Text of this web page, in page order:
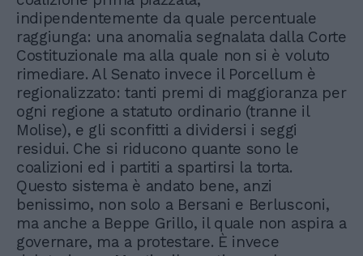
indipendentemente da quale percentuale
raggiunga: una anomalia segnalata dalla Corte
Costituzionale ma alla quale non si è voluto
rimediare. Al Senato invece il Porcellum è
regionalizzato: tanti premi di maggioranza per
ogni regione a statuto ordinario (tranne il
Molise), e gli sconfitti a dividersi i seggi
residui. Che si riducono quante sono le
coalizioni ed i partiti a spartirsi la torta.
Questo sistema è andato bene, anzi
benissimo, non solo a Bersani e Berlusconi,
ma anche a Beppe Grillo, il quale non aspira a
governare, ma a protestare. È invece